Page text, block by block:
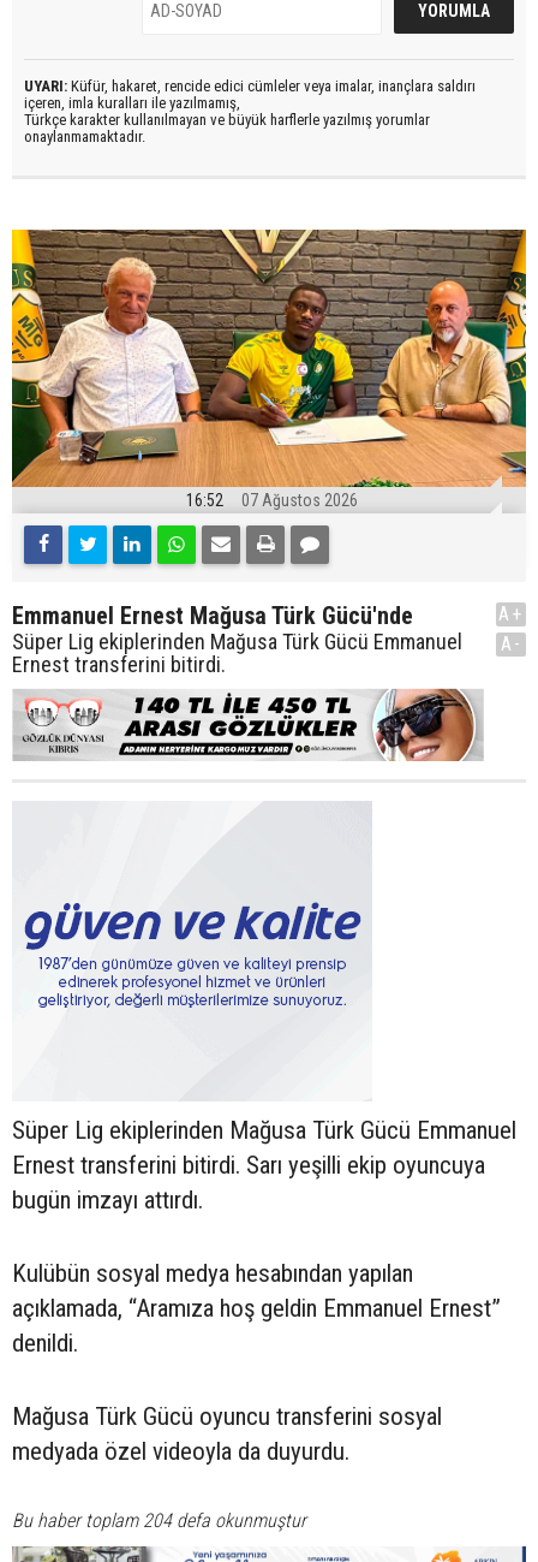
UYARI: Küfür, hakaret, rencide edici cümleler veya imalar, inançlara saldırı
içeren, imla kuralları ile yazılmamış,
Türkçe karakter kullanılmayan ve büyük harflerle yazılmış yorumlar
onaylanmamaktadır.
16:52 07 Ağustos 2026
Emmanuel Ernest Mağusa Türk Gücü'nde
Süper Lig ekiplerinden Mağusa Türk Gücü Emmanuel
Ernest transferini bitirdi.
A+
A-
Süper Lig ekiplerinden Mağusa Türk Gücü Emmanuel
Ernest transferini bitirdi. Sarı yeşilli ekip oyuncuya
bugün imzayı attırdı.
Kulübün sosyal medya hesabından yapılan
açıklamada, “Aramıza hoş geldin Emmanuel Ernest”
denildi.
Mağusa Türk Gücü oyuncu transferini sosyal
medyada özel videoyla da duyurdu.
Bu haber toplam 204 defa okunmuştur